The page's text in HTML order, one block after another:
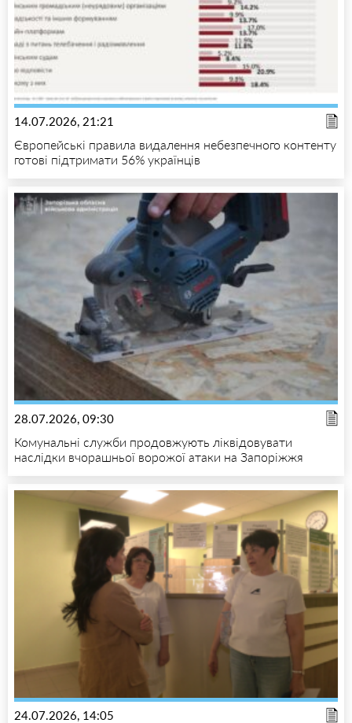
14.07.2026, 21:21
Європейські правила видалення небезпечного контенту
готові підтримати 56% українців
28.07.2026, 09:30
Комунальні служби продовжують ліквідовувати
наслідки вчорашньої ворожої атаки на Запоріжжя
24.07.2026, 14:05